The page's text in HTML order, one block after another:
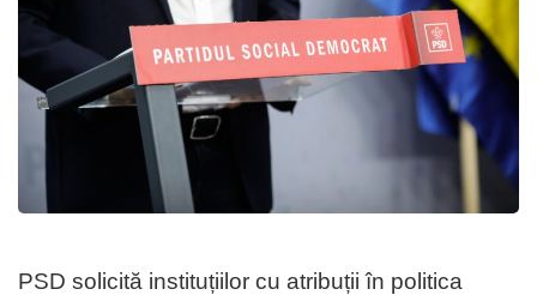
PSD solicită instituțiilor cu atribuții în politica